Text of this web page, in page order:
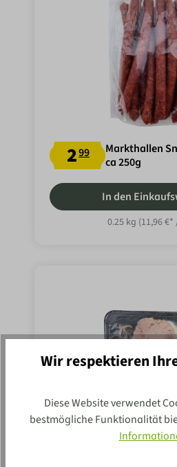
299
Markthallen
ca 250g
In den
0.25 kg (11,96 €*
Wir respektieren
Diese Website verwendet
bestmögliche Funktionalität